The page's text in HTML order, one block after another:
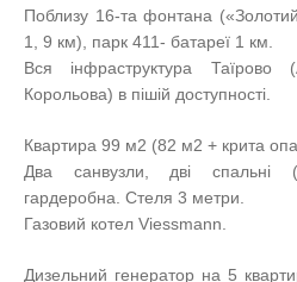
Поблизу 16-та фонтана
1, 9 км), парк 411- батареї 1 км.
Вся інфраструктура Таїрово
Корольова) в пішій доступності.
Квартира 99 м2 (82 м2 + крита
Два санвузли, дві спальні
гардеробна. Стеля 3 метри.
Газовий котел Viessmann.
Дизельний генератор на 5